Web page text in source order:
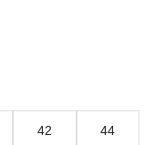
42 44